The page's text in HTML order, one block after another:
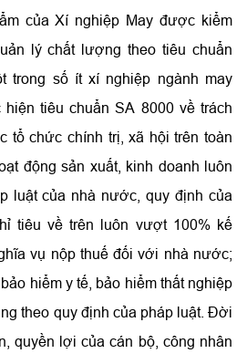
của Xí nghiệp May được kiểm
lý chất lượng theo tiêu chuẩn
trong số ít xí nghiệp ngành may
tiêu chuẩn SA 8000 về trách
tổ chức chính trị, xã hội trên toàn
động sản xuất, kinh doanh luôn
luật của nhà nước, quy định của
tiêu về trên luôn vượt 100% kế
vụ nộp thuế đối với nhà nước;
hiểm y tế, bảo hiểm thất nghiệp
theo quy định của pháp luật. Đời
quyền lợi của cán bộ, công nhân